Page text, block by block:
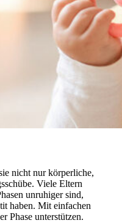
nicht nur körperliche,
Viele Eltern
unruhiger sind,
haben. Mit einfachen
Phase unterstützen.